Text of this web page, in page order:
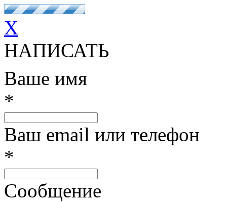
X
НАПИСАТЬ
Ваше имя
*
Ваш email или телефон
*
Сообщение